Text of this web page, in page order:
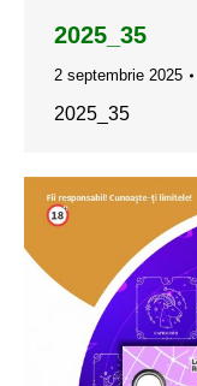
2025_35
2 septembrie 2025
2025_35